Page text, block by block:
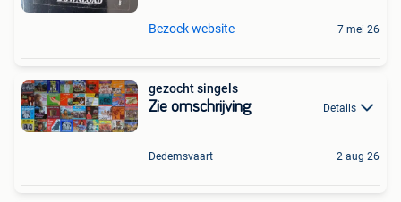
Bezoek website 7 mei 26
gezocht singels
Zie omschrijving Details
Dedemsvaart 2 aug 26